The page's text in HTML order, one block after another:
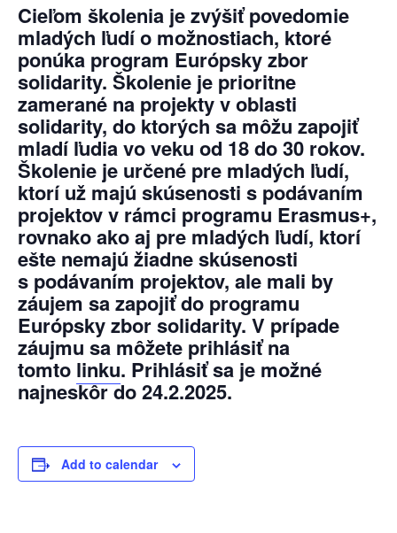
Cieľom školenia je zvýšiť povedomie
mladých ľudí o možnostiach, ktoré
ponúka program Európsky zbor
solidarity. Školenie je prioritne
zamerané na projekty v oblasti
solidarity, do ktorých sa môžu zapojiť
mladí ľudia vo veku od 18 do 30 rokov.
Školenie je určené pre mladých ľudí,
ktorí už majú skúsenosti s podávaním
projektov v rámci programu Erasmus+,
rovnako ako aj pre mladých ľudí, ktorí
ešte nemajú žiadne skúsenosti
s podávaním projektov, ale mali by
záujem sa zapojiť do programu
Európsky zbor solidarity. V prípade
záujmu sa môžete prihlásiť na
tomto linku. Prihlásiť sa je možné
najneskôr do 24.2.2025.
Add to calendar